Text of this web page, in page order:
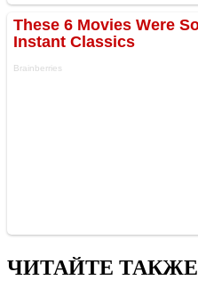
ЧИТАЙТЕ ТАКЖЕ